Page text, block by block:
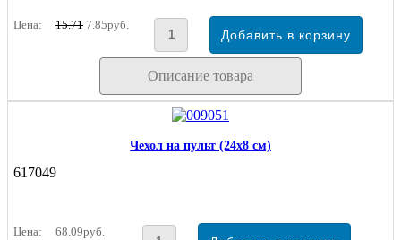
Цена: 15.71 7.85руб.
Описание товара
Чехол на пульт (24х8 см)
617049
Цена: 68.09руб.